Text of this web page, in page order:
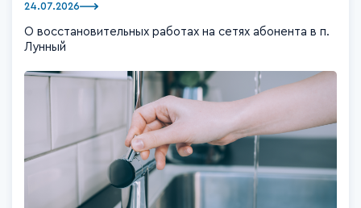
24.07.2026
О восстановительных работах на сетях абонента в п.
Лунный